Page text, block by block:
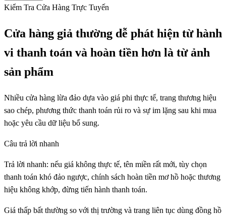
Kiểm Tra Cửa Hàng Trực Tuyến
Cửa hàng giả thường dễ phát hiện từ hành
vi thanh toán và hoàn tiền hơn là từ ảnh
sản phẩm
Nhiều cửa hàng lừa đảo dựa vào giá phi thực tế, trang thương hiệu
sao chép, phương thức thanh toán rủi ro và sự im lặng sau khi mua
hoặc yêu cầu dữ liệu bổ sung.
Câu trả lời nhanh
Trả lời nhanh: nếu giá không thực tế, tên miền rất mới, tùy chọn
thanh toán khó đảo ngược, chính sách hoàn tiền mơ hồ hoặc thương
hiệu không khớp, đừng tiến hành thanh toán.
Giá thấp bất thường so với thị trường và trang liên tục dùng đồng hồ